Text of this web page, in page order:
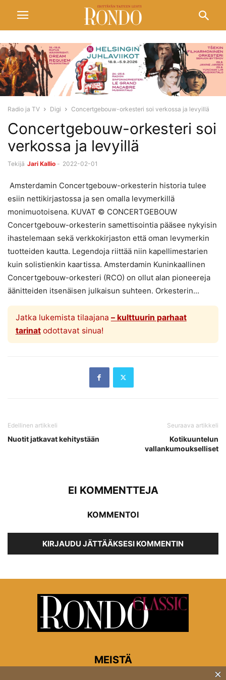
Radio ja TV Digi Concertgebouw-orkesteri soi verkossa ja levyillä
Concertgebouw-orkesteri soi
verkossa ja levyillä
Tekijä Jari Kallio - 2022-02-01
Amsterdamin Concertgebouw-orkesterin historia tulee
esiin nettikirjastossa ja sen omalla levymerkillä
monimuotoisena. KUVAT © CONCERTGEBOUW
Concertgebouw-orkesterin samettisointia pääsee nykyisin
ihastelemaan sekä verkkokirjaston että oman levymerkin
tuotteiden kautta. Legendoja riittää niin kapellimestarien
kuin solistienkin kaartissa. Amsterdamin Kuninkaallinen
Concertgebouw-orkesteri (RCO) on ollut alan pioneereja
äänitteiden itsenäisen julkaisun suhteen. Orkesterin...
Jatka lukemista tilaajana – kulttuurin parhaat
tarinatodottavat sinua!
Edellinen artikkeli
Nuotit jatkavat kehitystään
Seuraava artikkeli
Kotikuuntelun
vallankumoukselliset
EI KOMMENTTEJA
KOMMENTOI
KIRJAUDU JÄTTÄÄKSESI KOMMENTIN
MEISTÄ